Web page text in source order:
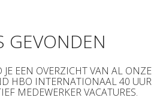
GEVONDEN
EEN OVERZICHT VAN AL ONZE
HBO INTERNATIONAAL 40 UUR
MEDEWERKER VACATURES.